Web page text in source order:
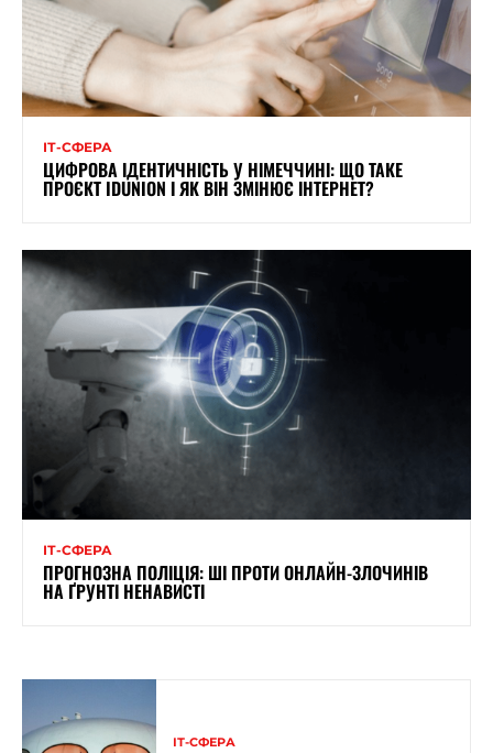
ІТ-СФЕРА
ЦИФРОВА ІДЕНТИЧНІСТЬ У НІМЕЧЧИНІ: ЩО ТАКЕ
ПРОЄКТ IDUNION І ЯК ВІН ЗМІНЮЄ ІНТЕРНЕТ?
ІТ-СФЕРА
ПРОГНОЗНА ПОЛІЦІЯ: ШІ ПРОТИ ОНЛАЙН-ЗЛОЧИНІВ
НА ҐРУНТІ НЕНАВИСТІ
ІТ-СФЕРА